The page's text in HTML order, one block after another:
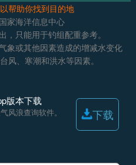
帮助你找到目的地
家海洋信息中心
，只能用于钓组配重参考。
象或其他因素造成的增减水变化
风、寒潮和洪水等因素。
版本下载
风浪查询软件。 下载